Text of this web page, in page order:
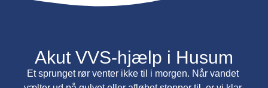
Akut VVS-hjælp i Husum
Et sprunget rør venter ikke til i morgen. Når vandet